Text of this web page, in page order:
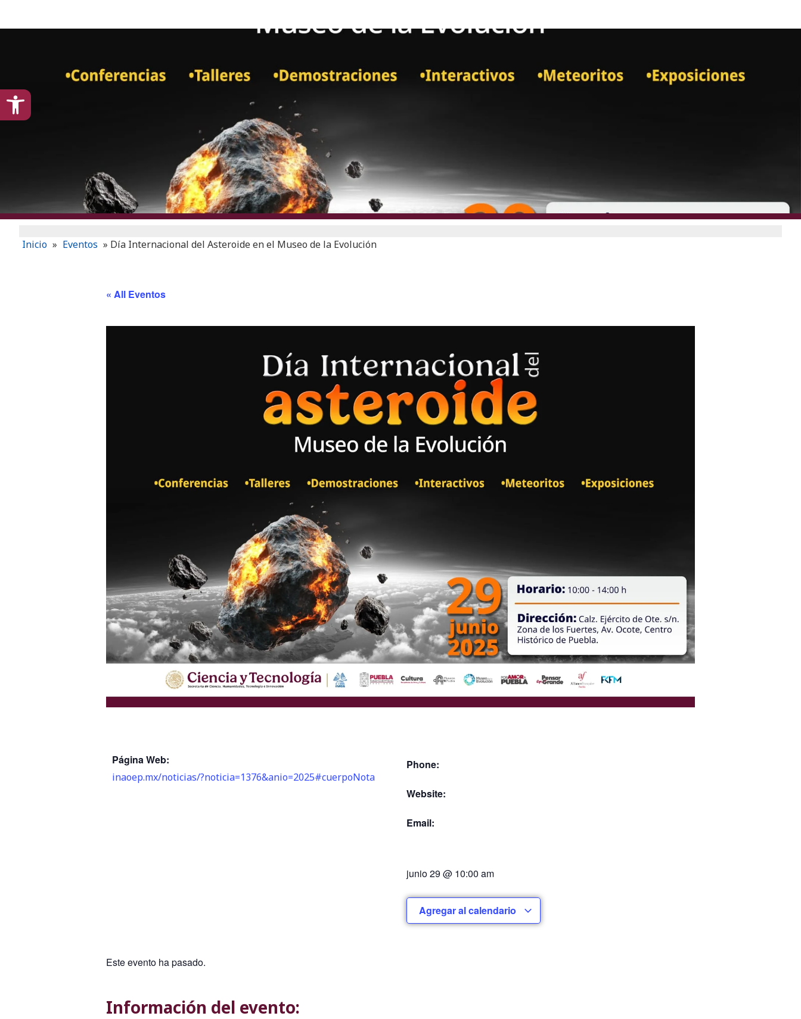
Inicio » Eventos » Día Internacional del Asteroide en el Museo de la Evolución
« All Eventos
Página Web:
inaoep.mx/noticias/?noticia=1376&anio=2025#cuerpoNota
Phone:
Website:
Email:
junio 29 @ 10:00 am
Agregar al calendario
Este evento ha pasado.
Información del evento:
Open toolbar